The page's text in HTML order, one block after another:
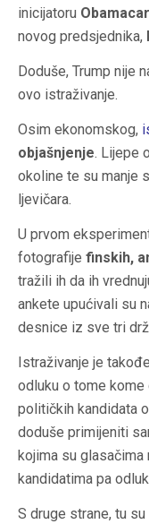
inicijatoru
novog predsjednika,
Doduše, Trump nije
ovo istraživanje.
Osim ekonomskog,
objašnjenje. Lijepe
okoline te su manje
ljevičara.
U prvom
fotografije finskih,
tražili ih da ih
ankete upućivali su
desnice iz sve tri
Istraživanje je
odluku o tome
političkih kandidata
doduše primijeniti
kojima su
kandidatima pa
S druge strane, tu